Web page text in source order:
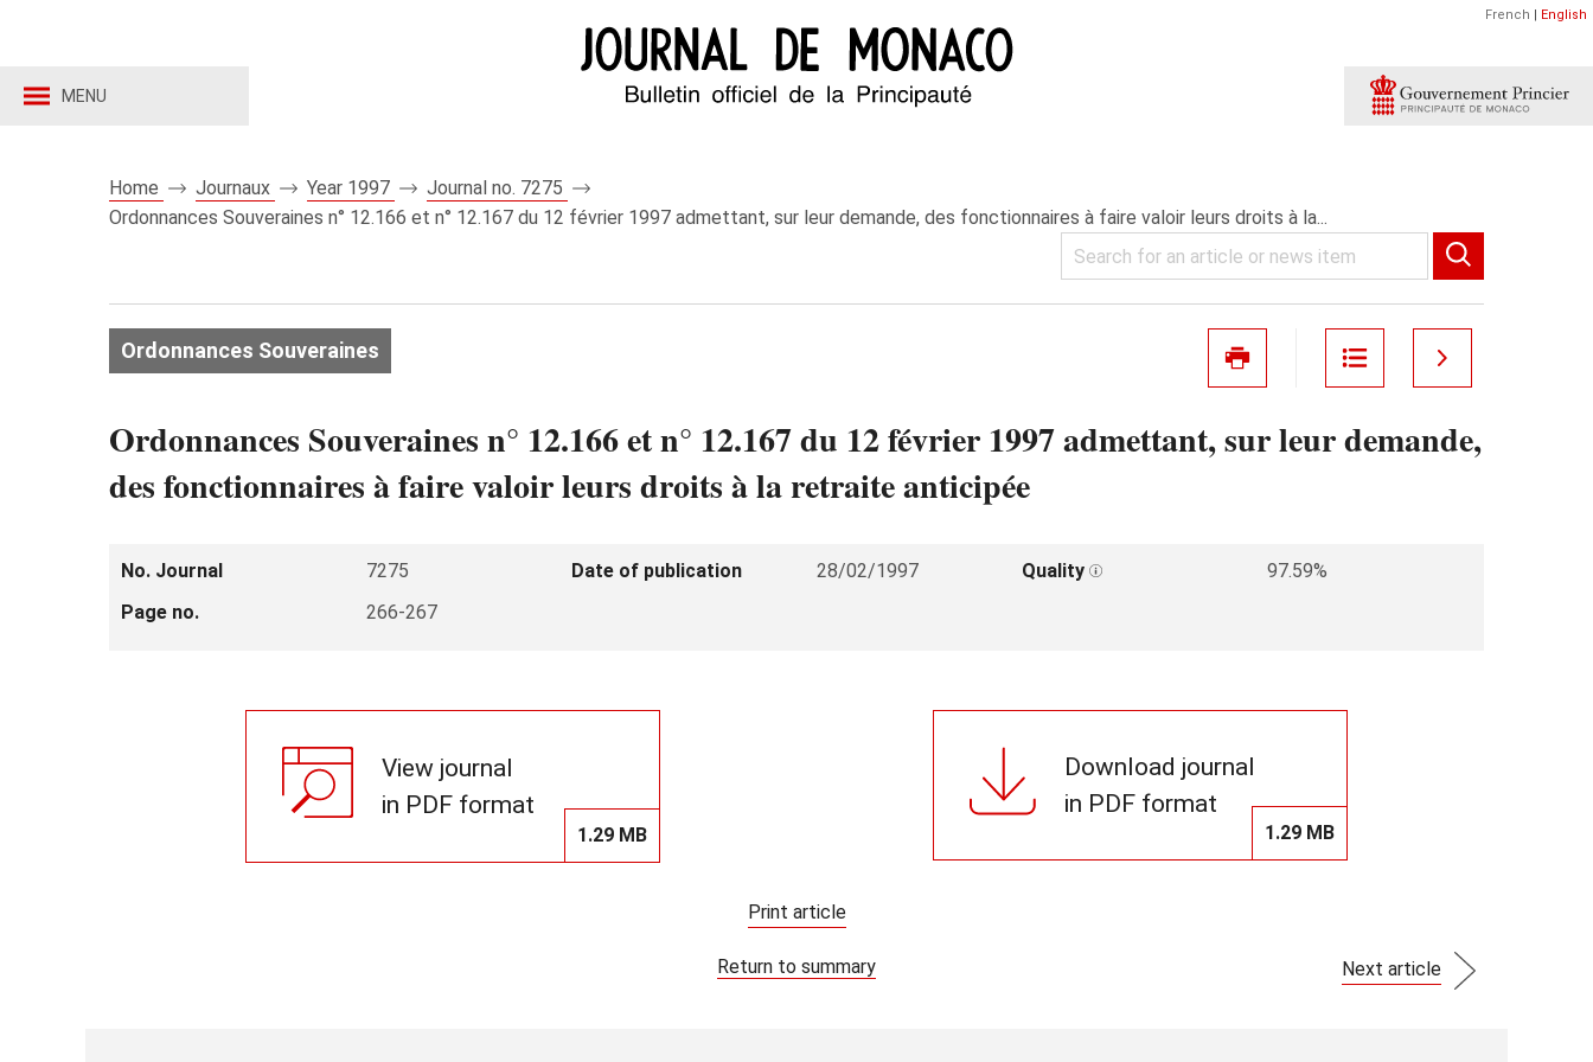
MENU
French | English
Home Journaux Year 1997
Journal no. 7275
Ordonnances Souveraines n° 12.166 et n° 12.167 du 12 février 1997 admettant, sur leur demande, des fonctionnaires à faire valoir leurs droits à la...
Ordonnances Souveraines
Ordonnances Souveraines n° 12.166 et n° 12.167 du 12 février 1997 admettant, sur leur demande,
des fonctionnaires à faire valoir leurs droits à la retraite anticipée
No. Journal 7275 Date of publication 28/02/1997 Quality
97.59%
Page no.
266-267
View journal
in PDF format
1.29 MB
Download journal
in PDF format
1.29 MB
Print article
Return to summary Next article